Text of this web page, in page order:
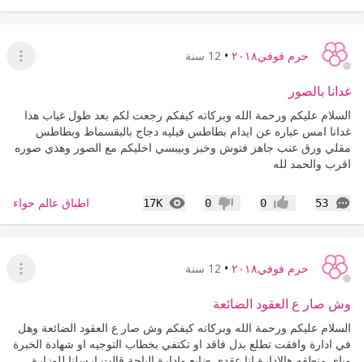
حرم فوفي٢٠١٨ • 12 سنة
عرض
غدانا بالصور
السلام عليكم ورحمة الله وبركاته كيفكم رجعت لكم بعد طول غياب هذا
غدانا امس عباره عن ايدام بطاطس فيليه دجاج بالبقسماط وبطاطس
مقلي ورق عنب جاهز فتوش وخبز وبيبسي اخليكم مع الصور وهذي صوره
اقرب والحمد لله
53
التعليقات إعجاب0 عدم إعجاب
0
17K
المشاهدات اطباق عالم حواء
حرم فوفي٢٠١٨ • 12 سنة
عرض
وش صار ع العقود الضائعة
السلام عليكم ورحمة الله وبركاته كيفكم وش صار ع العقود الضائعة وهل
في ادارة وافقت تطلع بدل فاقد او تكتفي بخطاب التوجيه او شهادة الخبرة